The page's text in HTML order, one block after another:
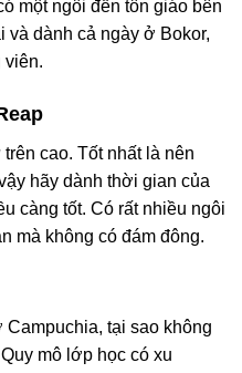
một ngôi đền tôn giáo bên
và dành cả ngày ở Bokor,
viên.
cao. Tốt nhất là nên
hãy dành thời gian của
càng tốt. Có rất nhiều ngôi
mà không có đám đông.
tại sao không
mô lớp học có xu